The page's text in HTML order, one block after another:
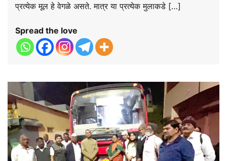
प्रत्येक मूल हे वेगळे असते. मात्र या प्रत्येक मुलाकडे […]
Spread the love